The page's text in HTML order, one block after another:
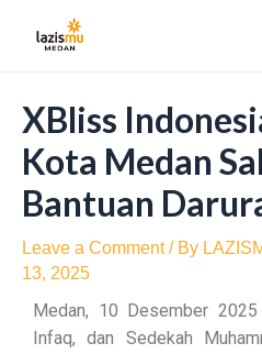
XBliss
Kota Medan
Bantuan
Leave a Comment / By
13, 2025
Medan, 10 Desember
Infaq, dan Sedekah
navigation